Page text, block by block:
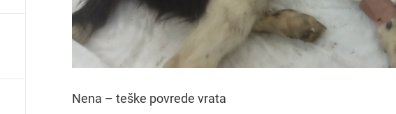
Nena – teške povrede vrata